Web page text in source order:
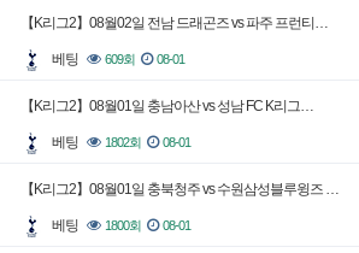
【K리그2】08월02일 전남 드래곤즈 vs 파주 프런티…
베팅 609회 08-01
【K리그2】08월01일 충남아산 vs 성남 FC K리그…
베팅 1802회 08-01
【K리그2】08월01일 충북청주 vs 수원삼성블루윙즈 …
베팅 1800회 08-01